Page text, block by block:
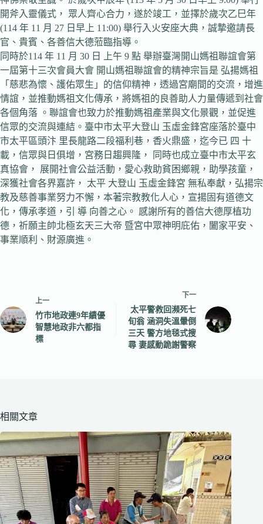
開斧入靈儀式， 眾人齊心合力，遂於竣工，並擇於歲次乙巳年
(114 年 11 月 27 日早上 11:00) 舉行入火安座大典，誠摯邀請長
官、貴賓、各善信大德蒞臨指導。
同時於114 年 11 月 30 日 上午 9 點 舉辦臺灣開山媽祖聯誼會第
一屆第十三次會員大會 開山媽祖聯誼會的精神宗旨是 弘揚媽祖
「慈悲為懷、護佑眾生」的信仰精神，透過宮廟間的交流，增進
情誼，並推動媽祖文化傳承，將媽祖的良善助人力量傳遞到社會
各個角落 。聯誼會也致力於推動媽祖產業與文化景觀，並促進
信眾的交流與連結。臺中市太平大登山 玉虛金鋒宮座落於臺中
市太平區頭汴 里長龍路二段福利巷，香火鼎盛，迄今已 四 十
載，信眾與日俱增，宮務日趨興隆， 同時也成立臺中市太平玄
真協會， 展開社會公益活動，愛心救助貧困鄉親，助學孩童，
深獲社會各界嘉許， 太平 大登山 玉虛金鋒宮 無私奉獻，弘揚宗
教及慈善事業努力不懈，本著宗教教化人心，宣揚固有道德文
化，傳承孝道，引 導 向善之心。 感謝所有的善信大德厚植功
德，祈願主帥北極玄天三大帝 暨宮中眾神明庇佑，闔家平安、
事業順利、財源廣進。
上一
竹市地政連9年績優
智慧地政非六都指
標
下一
太平警救回瀕死七
旬翁 涵洞失溫暈倒
三天 警方地毯式搜
尋 妻感動跪謝警察
相關文章